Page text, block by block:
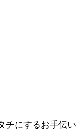
チにするお手伝い